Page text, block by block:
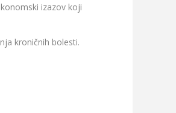
izazov koji
kroničnih bolesti.